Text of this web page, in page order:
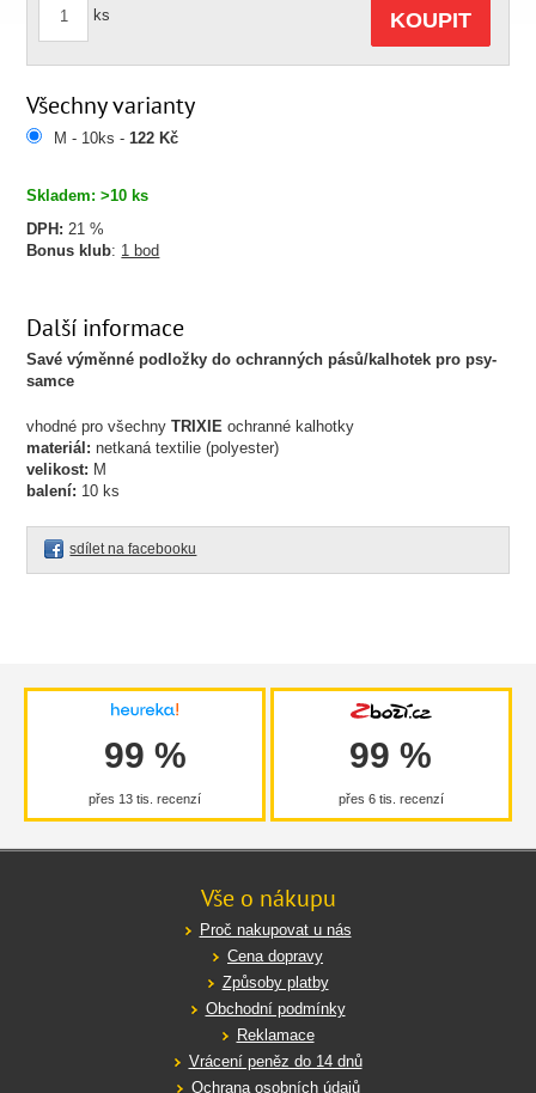
Skladem: >10 ks
DPH: 21 %
Bonus klub: 1 bod
ks KOUPIT
Všechny varianty
M - 10ks -122 Kč
Další informace
Savé výměnné podložky do ochranných pásů/kalhotek pro psy-
samce
vhodné pro všechnyTRIXIE ochranné kalhotky
materiál: netkaná textilie (polyester)
velikost: M
balení: 10 ks
sdílet na facebooku
99 %
přes 13 tis. recenzí
99 %
přes 6 tis. recenzí
Vše o nákupu
Proč nakupovat u nás
Cena dopravy
Způsoby platby
Obchodní podmínky
Reklamace
Vrácení peněz do 14 dnů
Ochrana osobních údajů